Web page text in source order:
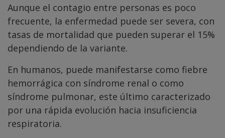
Aunque el contagio entre personas es poco
frecuente, la enfermedad puede ser severa, con
tasas de mortalidad que pueden superar el 15%
dependiendo de la variante.
En humanos, puede manifestarse como fiebre
hemorrágica con síndrome renal o como
síndrome pulmonar, este último caracterizado
por una rápida evolución hacia insuficiencia
respiratoria.